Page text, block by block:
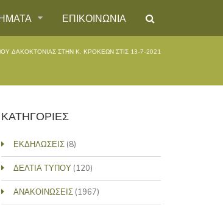
ΕΠΙΚΟΙΝΩΝΙΑ
ΔΑΚΟΚΤΟΝΙΑΣ ΣΤΗΝ Κ. ΚΡΟΚΕΩΝ ΣΤΙΣ 13-7-2021
ΚΑΤΗΓΟΡΙΕΣ
ΕΚΔΗΛΩΣΕΙΣ(8)
ΔΕΛΤΙΑ ΤΥΠΟΥ(120)
ΑΝΑΚΟΙΝΩΣΕΙΣ(1967)